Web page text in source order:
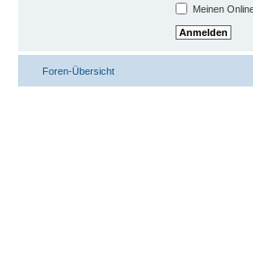
Meinen
Foren-Übersicht